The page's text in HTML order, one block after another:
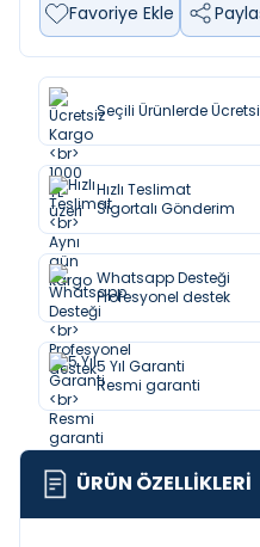
Favoriye Ekle
Seçili Ürünlerde
Hızlı Teslimat
Sigortalı Gönderim
Whatsapp Desteği
Profesyonel destek
5 Yıl Garanti
Resmi garanti
ÜRÜN ÖZELLIKLERI